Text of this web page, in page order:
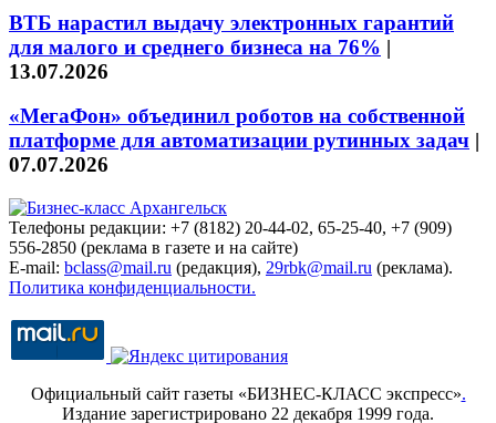
ВТБ нарастил выдачу электронных гарантий
для малого и среднего бизнеса на 76% |
13.07.2026
«МегаФон» объединил роботов на собственной
платформе для автоматизации рутинных задач |
07.07.2026
Телефоны редакции: +7 (8182) 20-44-02, 65-25-40, +7 (909)
556-2850 (реклама в газете и на сайте)
E-mail: bclass@mail.ru (редакция), 29rbk@mail.ru (реклама).
Политика конфиденциальности.
Официальный сайт газеты «БИЗНЕС-КЛАСС экспресс».
Издание зарегистрировано 22 декабря 1999 года.